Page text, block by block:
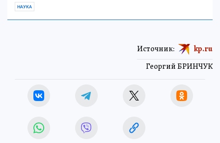
НАУКА
Георгий БРИНЧУК
Источник: kp.ru